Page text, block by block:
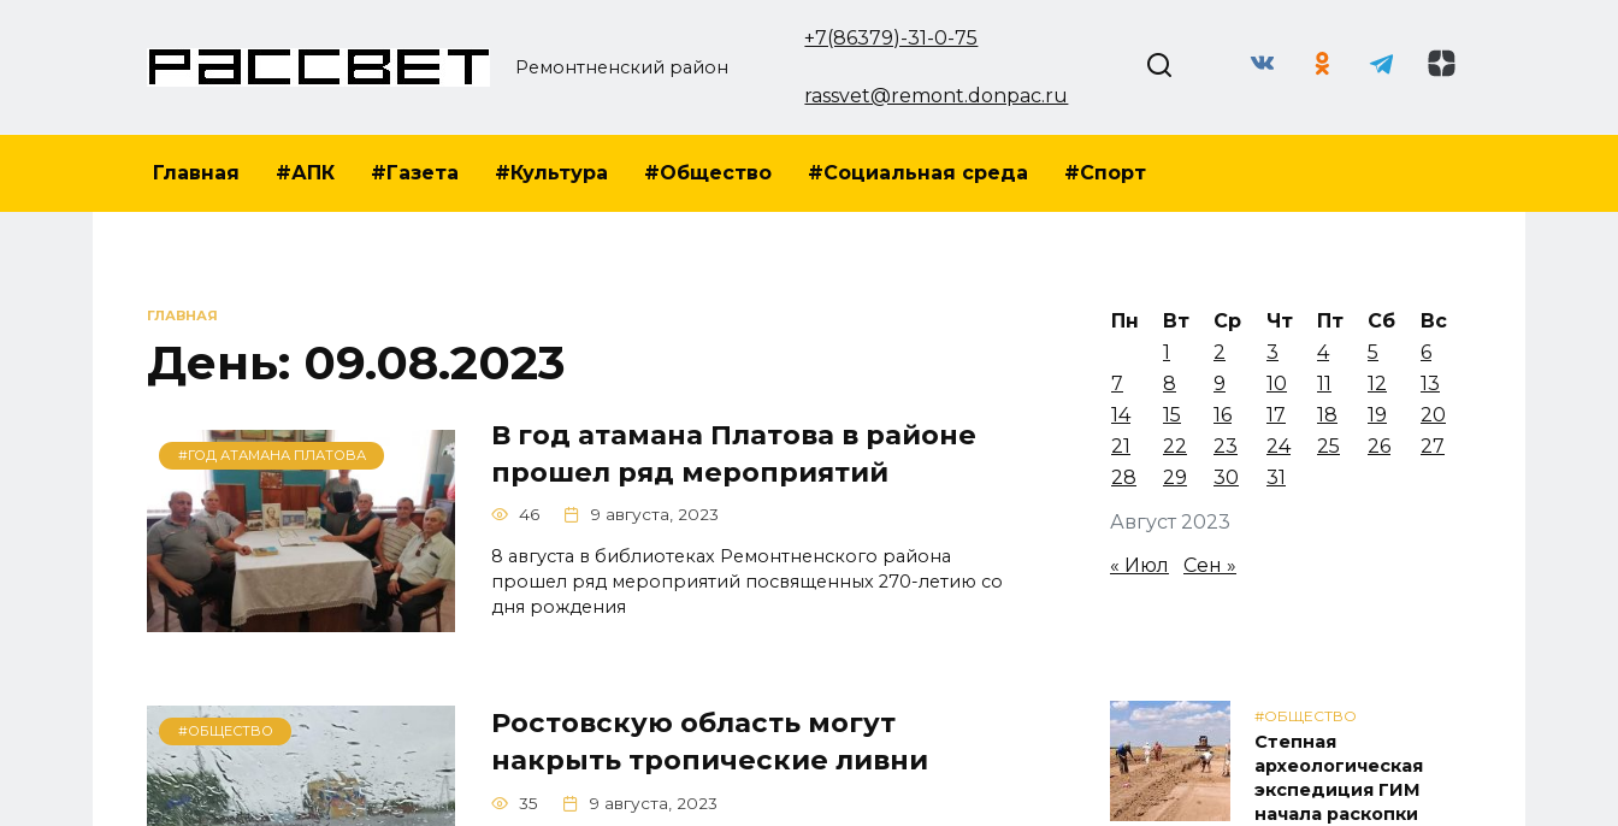
Ремонтненский район
+7(86379)-31-0-75
rassvet@remont.donpac.ru
Главная #АПК #Газета #Культура #Общество #Социальная среда #Спорт
ГЛАВНАЯ
День: 09.08.2023
#ГОД АТАМАНА ПЛАТОВА
В год атамана Платова в районе
прошел ряд мероприятий
46 9 августа, 2023
8 августа в библиотеках Ремонтненского района
прошел ряд мероприятий посвященных 270-летию со
дня рождения
#ОБЩЕСТВО
Ростовскую область могут
накрыть тропические ливни
35 9 августа, 2023
Август 2023
Пн Вт Ср Чт Пт Сб
Вс
1
2 3 4 5
6
7
8 9 10 11 12
13
14
15 16 17 18 19
20
21
22 23 24 25 26
27
28
29 30 31
« Июл Сен »
#ОБЩЕСТВО
Степная
археологическая
экспедиция ГИМ
начала раскопки